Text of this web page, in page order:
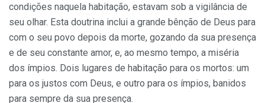
condições naquela habitação, estavam sob a vigilância de
seu olhar. Esta doutrina inclui a grande bênção de Deus para
com o seu povo depois da morte, gozando da sua presença
e de seu constante amor, e, ao mesmo tempo, a miséria
dos ímpios. Dois lugares de habitação pa­ra os mortos: um
para os justos com Deus, e outro para os ímpios, banidos
para sempre da sua presença.